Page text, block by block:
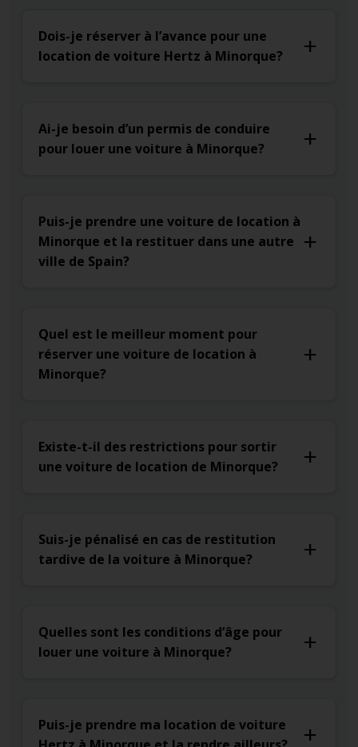
Dois-je réserver à l’avance pour une
location de voiture Hertz à Minorque?
Ai-je besoin d’un permis de conduire
pour louer une voiture à Minorque?
Puis-je prendre une voiture de location à
Minorque et la restituer dans une autre
ville de Spain?
Quel est le meilleur moment pour
réserver une voiture de location à
Minorque?
Existe-t-il des restrictions pour sortir
une voiture de location de Minorque?
Suis-je pénalisé en cas de restitution
tardive de la voiture à Minorque?
Quelles sont les conditions d’âge pour
louer une voiture à Minorque?
Puis-je prendre ma location de voiture